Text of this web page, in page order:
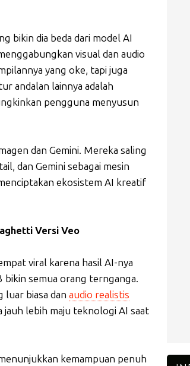
bikin dia beda dari model AI
visual dan audio
yang oke, tapi juga
andalan lainnya adalah
pengguna menyusun
dan Gemini. Mereka saling
dan Gemini sebagai mesin
ekosistem AI kreatif
Versi Veo
viral karena hasil AI-nya
bikin semua orang ternganga.
luar biasa dan audio realistis
jauh lebih maju teknologi AI saat
kemampuan penuh